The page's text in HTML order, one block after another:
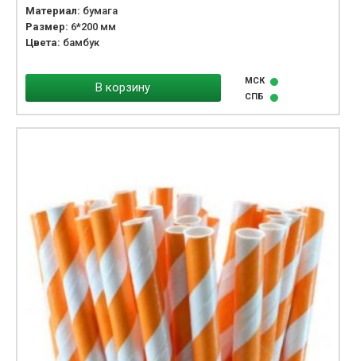
Материал: бумага
Размер: 6*200 мм
Цвета: бамбук
В корзину
МСК
СПБ